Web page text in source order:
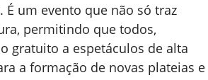
um evento que não só traz
permitindo que todos,
gratuito a espetáculos de alta
a formação de novas plateias e